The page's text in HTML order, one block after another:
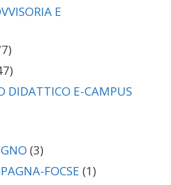
E
DIDATTICO E-CAMPUS
(3)
FOCSE (1)